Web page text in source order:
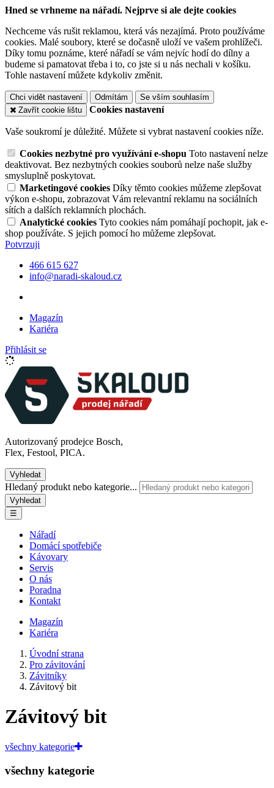
Hned se vrhneme na nářadí. Nejprve si ale dejte cookies
Nechceme vás rušit reklamou, která vás nezajímá. Proto používáme
cookies. Malé soubory, které se dočasně uloží ve vašem prohlížeči.
Díky tomu poznáme, které nářadí se vám nejvíc hodí do dílny a
budeme si pamatovat třeba i to, co jste si u nás nechali v košíku.
Tohle nastavení můžete kdykoliv změnit.
Chci vidět nastavení Odmítám
Se vším souhlasím
Zavřít cookie lištu
Cookies nastavení
Vaše soukromí je důležité. Můžete si vybrat nastavení cookies níže.
Cookies nezbytné pro využívání e-shopu Toto nastavení nelze
deaktivovat. Bez nezbytných cookies souborů nelze naše služby
smysluplně poskytovat.
Marketingové cookies Díky těmto cookies můžeme zlepšovat
výkon e-shopu, zobrazovat Vám relevantní reklamu na sociálních
sítích a dalších reklamních plochách.
Analytické cookies Tyto cookies nám pomáhají pochopit, jak e-
shop používáte. S jejich pomocí ho můžeme zlepšovat.
Potvrzuji
466 615 627
info@naradi-skaloud.cz
Magazín
Kariéra
Přihlásit se
Autorizovaný prodejce Bosch,
Flex, Festool, PICA.
Vyhledat
Hledaný produkt nebo kategorie...
Vyhledat
☰
Nářadí
Domácí spotřebiče
Kávovary
Servis
O nás
Poradna
Kontakt
Magazín
Kariéra
Úvodní strana
Pro závitování
Závitníky
Závitový bit
Závitový bit
všechny kategorie
všechny kategorie